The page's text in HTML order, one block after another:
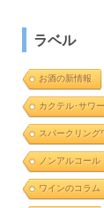
ラベル
お酒の新情報
カクテル･サワ
スパークリング
ノンアルコール
ワインのコラム